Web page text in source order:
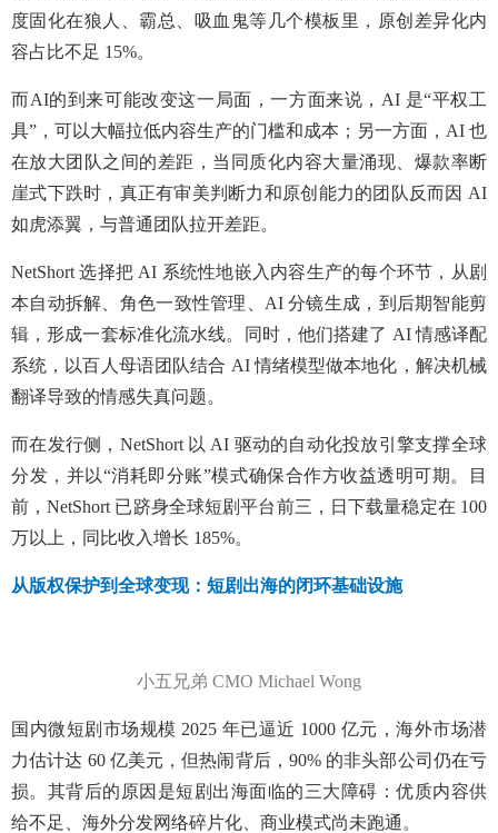
度固化在狼人、霸总、吸血鬼等几个模板里，原创差异化内
容占比不足 15%。
而AI的到来可能改变这一局面，一方面来说，AI 是“平权工
具”，可以大幅拉低内容生产的门槛和成本；另一方面，AI 也
在放大团队之间的差距，当同质化内容大量涌现、爆款率断
崖式下跌时，真正有审美判断力和原创能力的团队反而因 AI
如虎添翼，与普通团队拉开差距。
NetShort 选择把 AI 系统性地嵌入内容生产的每个环节，从剧
本自动拆解、角色一致性管理、AI 分镜生成，到后期智能剪
辑，形成一套标准化流水线。同时，他们搭建了 AI 情感译配
系统，以百人母语团队结合 AI 情绪模型做本地化，解决机械
翻译导致的情感失真问题。
而在发行侧，NetShort 以 AI 驱动的自动化投放引擎支撑全球
分发，并以“消耗即分账”模式确保合作方收益透明可期。目
前，NetShort 已跻身全球短剧平台前三，日下载量稳定在 100
万以上，同比收入增长 185%。
从版权保护到全球变现： 短剧出海的闭环基础设施
小五兄弟 CMO Michael Wong
国内微短剧市场规模 2025 年已逼近 1000 亿元，海外市场潜
力估计达 60 亿美元，但热闹背后，90% 的非头部公司仍在亏
损。其背后的原因是短剧出海面临的三大障碍：优质内容供
给不足、海外分发网络碎片化、商业模式尚未跑通。